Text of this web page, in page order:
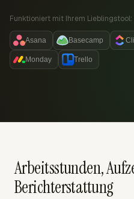
Funktioniert mit Ihrem Lieblingstool:
Asana Basecamp
Monday Trello
Arbeitsstunden,
Berichterstattung